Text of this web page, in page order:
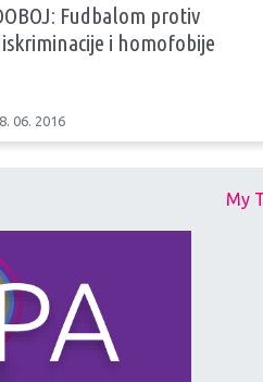
Fudbalom protiv
i homofobije
06. 2016
My